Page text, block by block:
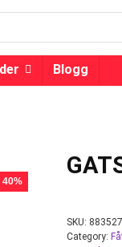
Blogg
40%
SKU:
Category: